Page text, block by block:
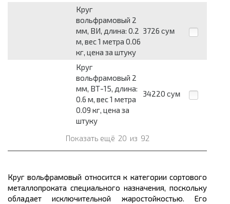
Круг
вольфрамовый 2
мм, ВИ, длина: 0.2
м, вес 1 метра 0.06
кг, цена за штуку
3726 сум
Круг
вольфрамовый 2
мм, ВТ-15, длина:
0.6 м, вес 1 метра
0.09 кг, цена за
штуку
34220 сум
Показать ещё 20 из 92
Круг вольфрамовый относится к категории сортового
металлопроката специального назначения, поскольку
обладает исключительной жаростойкостью. Его